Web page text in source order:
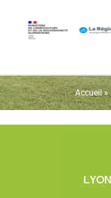
contenu
Accueil»